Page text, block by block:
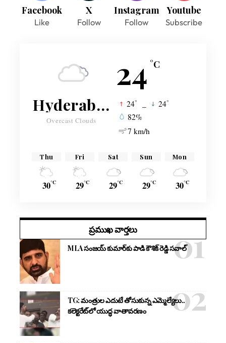
Facebook
Like
X
Follow
Instagram
Follow
Youtube
Subscribe
24 °C
Hyderabad
Overcast Clouds
24° 24°
82%
7 km/h
Thu
30°C
Fri
29°C
Sat
29°C
Sun
29°C
Mon
30°C
ప్రముఖ వార్తలు
MLA సంజయ్ కుమార్‌కు పాడి కౌశిక్ రెడ్డి సవాల్
TG: మంత్రుల ఎదుటే తోసుకున్న ఎమ్మెల్యేలు..
కలెక్టరేట్‌లో యుద్ధ వాతావరణం